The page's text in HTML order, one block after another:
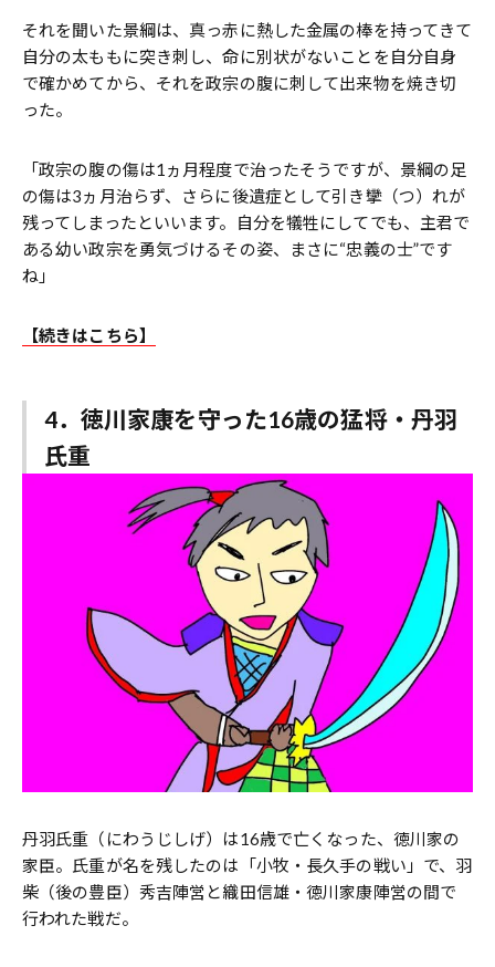
それを聞いた景綱は、真っ赤に熱した金属の棒を持ってきて
自分の太ももに突き刺し、命に別状がないことを自分自身
で確かめてから、それを政宗の腹に刺して出来物を焼き切
った。
「政宗の腹の傷は1ヵ月程度で治ったそうですが、景綱の足
の傷は3ヵ月治らず、さらに後遺症として引き攣（つ）れが
残ってしまったといいます。自分を犠牲にしてでも、主君で
ある幼い政宗を勇気づけるその姿、まさに“忠義の士”です
ね」
【続きはこちら】
4．徳川家康を守った16歳の猛将・丹羽
氏重
丹羽氏重（にわうじしげ）は16歳で亡くなった、徳川家の
家臣。氏重が名を残したのは「小牧・長久手の戦い」で、羽
柴（後の豊臣）秀吉陣営と織田信雄・徳川家康陣営の間で
行われた戦だ。